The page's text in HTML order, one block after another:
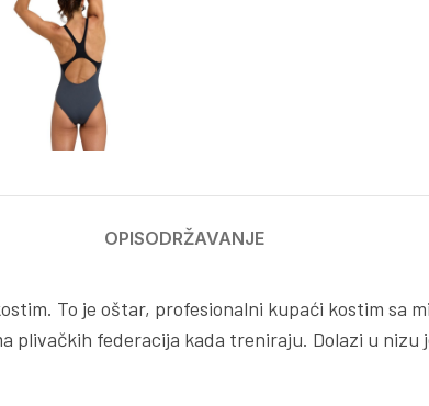
OPISODRŽAVANJE
To je oštar, profesionalni kupaći kostim sa
plivačkih federacija kada treniraju. Dolazi u